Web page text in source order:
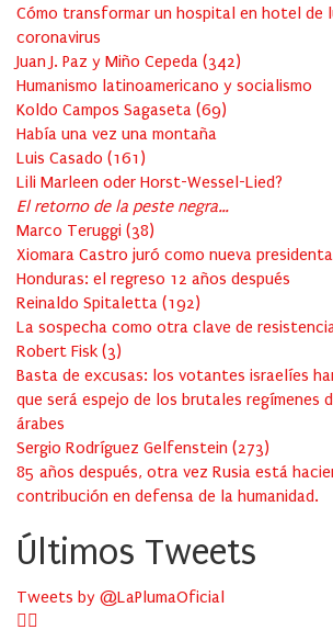
Cómo transformar un hospital en hotel de
coronavirus
Juan J. Paz y Miño Cepeda (342)
Humanismo latinoamericano y socialismo
Koldo Campos Sagaseta (69)
Había una vez una montaña
Luis Casado (161 )
Lili Marleen oder Horst-Wessel-Lied?
El retorno de la peste negra…
Marco Teruggi (38)
Xiomara Castro juró como nueva presidenta
Honduras: el regreso 12 años después
Reinaldo Spitaletta (192)
La sospecha como otra clave de
Robert Fisk (3)
Basta de excusas: los votantes israelíes
que será espejo de los brutales regímenes
árabes
Sergio Rodríguez Gelfenstein (273)
85 años después, otra vez Rusia está
contribución en defensa de la humanidad.
Últimos Tweets
Tweets by @LaPlumaOficial